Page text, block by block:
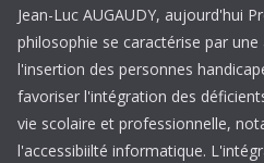
Jean-Luc AUGAUDY, aujourd'hui
philosophie se caractérise par
l'insertion des personnes
favoriser l'intégration des
vie scolaire et professionnelle,
l'accessibiilté informatique.